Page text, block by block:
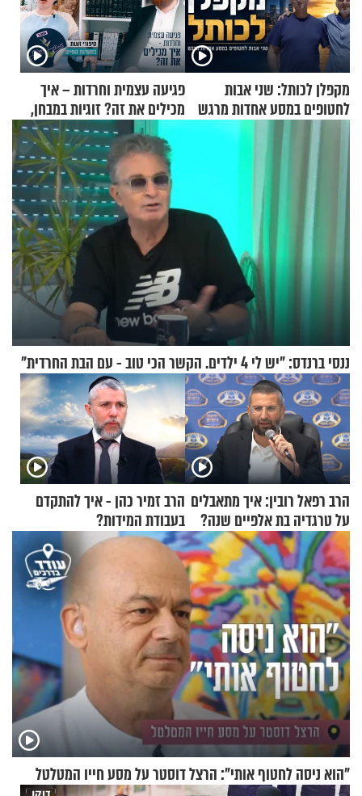
מקפלן לכותל: שני אבות
לחטופים במסע אחדות מרגש
פגיעה עצמית וחרדות – איך
מכילים את זה? זוגיות במבחן,
הפעם עם יהודית ואלתר כהן
ננסי ברנדס: "יש לי 4 ילדים. הקשר הכי טוב - עם הבת החרדית"
הרב רפאל רובין: איך מתאבלים
על טרגדיה בת אלפיים שנה?
הרב זמיר כהן - איך להתקדם
בעבודת המידות?
"הוא ניסה לחטוף אותי": הרצל דוסטר על מסע חייו המטלטל